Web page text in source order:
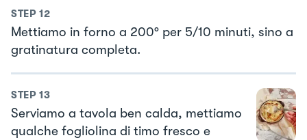
STEP 12
Mettiamo in forno a 200° per 5/10 minuti, sino a
gratinatura completa.
STEP 13
Serviamo a tavola ben calda, mettiamo
qualche fogliolina di timo fresco e